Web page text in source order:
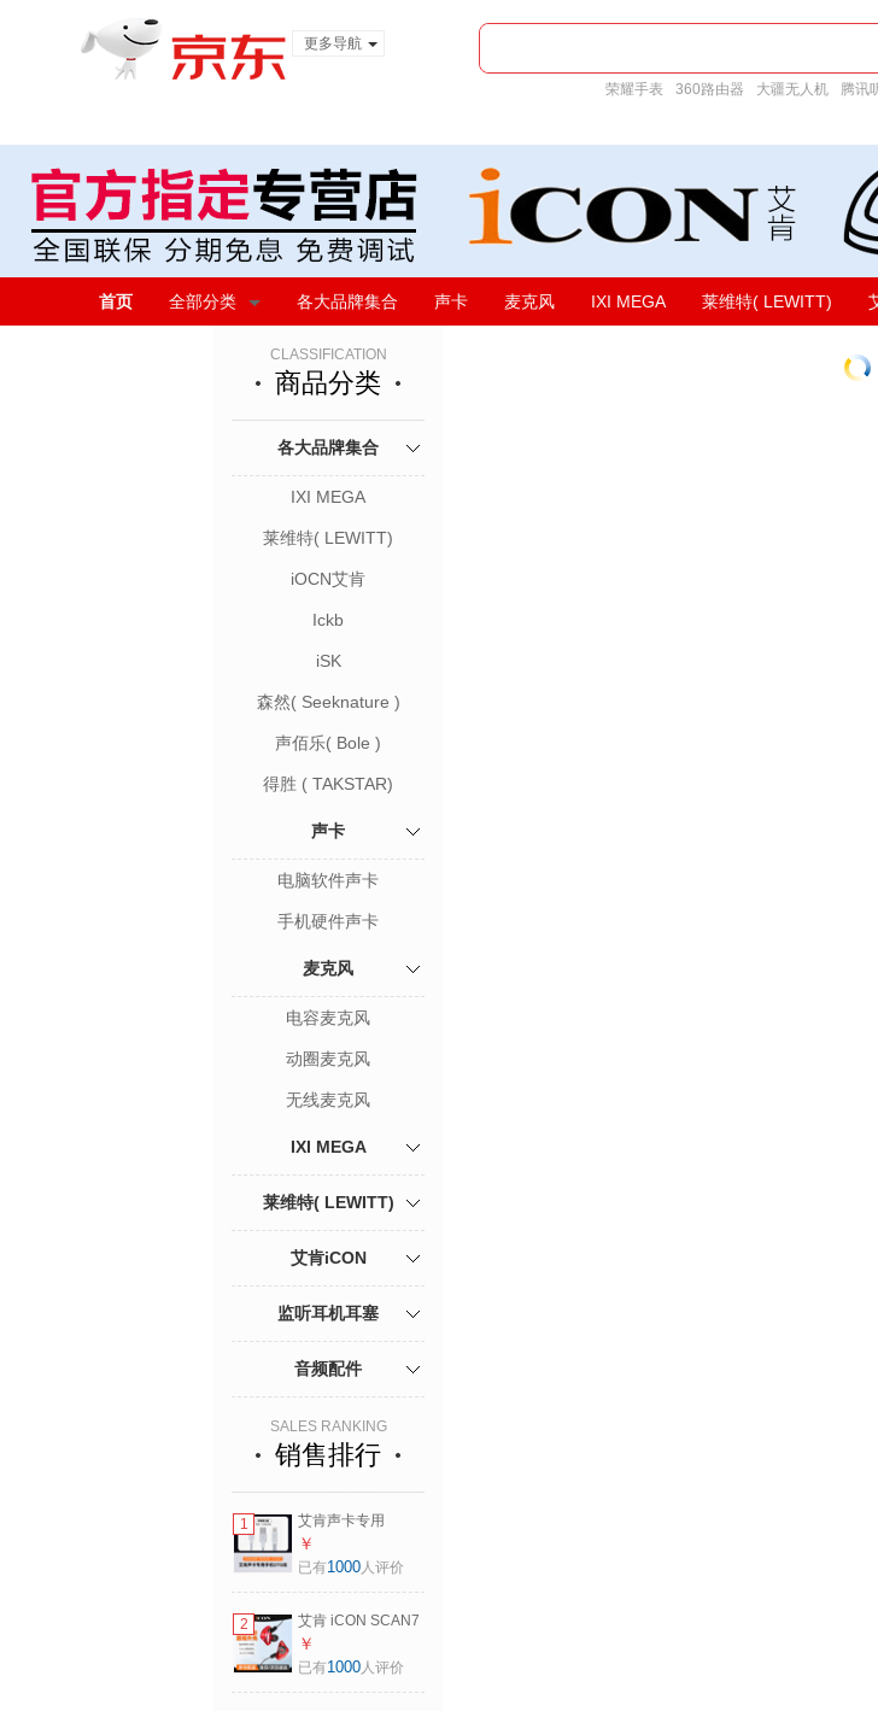
更多导航
荣耀手表 360路由器 大疆无人机 腾讯
首页 全部分类 各大品牌集合 声卡 麦克风 IXI MEGA 莱维特( LEWITT)
CLASSIFICATION
商品分类
各大品牌集合
IXI MEGA
莱维特( LEWITT)
iOCN艾肯
Ickb
iSK
森然( Seeknature )
声佰乐( Bole )
得胜 ( TAKSTAR)
声卡
电脑软件声卡
手机硬件声卡
麦克风
电容麦克风
动圈麦克风
无线麦克风
IXI MEGA
莱维特( LEWITT)
艾肯iCON
监听耳机耳塞
音频配件
SALES RANKING
销售排行
1
艾肯声卡专用
iPhone安卓otg数据
线手机转换线可充
线（支持安卓Type-
C接口）
￥
已有1000人评价
2
艾肯 iCON SCAN7
直播专业监听耳机
长线入耳式耳塞手
￥
已有1000人评价